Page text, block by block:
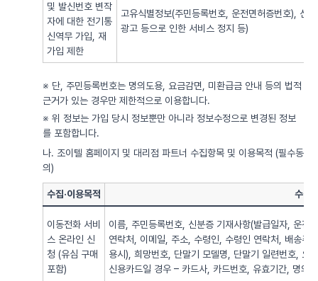
및 발신번호 변작
자에 대한 전기통
신역무 가입, 재
가입 제한
고유식별정보(주민등록번호, 운전면허증번호), 신
광고 등으로 인한 서비스 정지 등)
※ 단, 주민등록번호는 명의도용, 요금감면, 미환급금 안내 등의 법적
근거가 있는 경우만 제한적으로 이용합니다.
※ 위 정보는 가입 당시 정보뿐만 아니라 정보수정으로 변경된 정보
를 포함합니다.
나. 조이텔 홈페이지 및 대리점 파트너 수집항목 및 이용목적 (필수동
의)
수집·이용목적 수집·
이동전화 서비
스 온라인 신
청 (유심 구매
포함)
이름, 주민등록번호, 신분증 기재사항(발급일자, 운전
연락처, 이메일, 주소, 수령인, 수령인 연락처, 배송주
용시), 희망번호, 단말기 모델명, 단말기 일련번호, 요
신용카드일 경우 – 카드사, 카드번호, 유효기간, 명의